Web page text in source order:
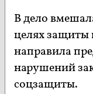
В дело
целях защиты
направила
нарушений
соцзащиты.